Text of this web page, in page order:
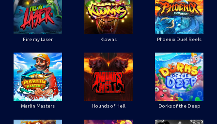
Fire my Laser Klowns Phoenix Duel Reels
Marlin Masters Hounds of Hell Dorks of the Deep